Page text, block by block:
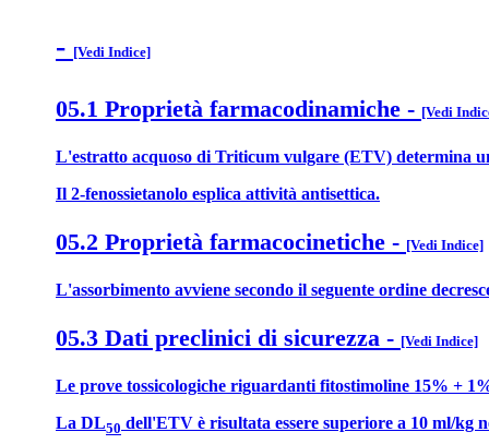
- [Vedi Indice]
05.1 Proprietà farmacodinamiche - [Vedi
L'estratto acquoso di Triticum vulgare (ETV) determina
Il 2-fenossietanolo esplica attività antisettica.
05.2 Proprietà farmacocinetiche - [Vedi Indice]
L'assorbimento avviene secondo il seguente ordine
05.3 Dati preclinici di sicurezza - [Vedi Indice]
Le prove tossicologiche riguardanti fitostimoline 15% +
La DL50 dell'ETV è risultata essere superiore a 10 ml/kg